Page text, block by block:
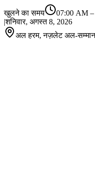
खुलने का समय 07:00 AM –
|शनिवार, अगस्त 8, 2026
अल हरम, नज़लेट अल-सम्मान,